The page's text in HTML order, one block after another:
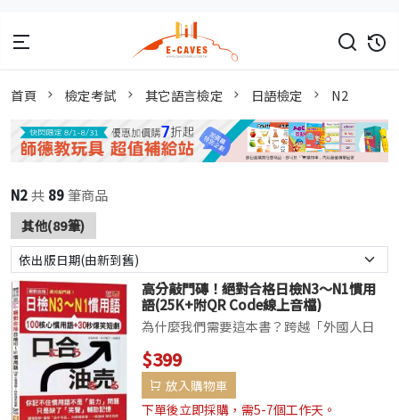
首頁 檢定考試 其它語言檢定 日語檢定 N2
N2共 89筆商品
其他(89筆)
高分敲門磚！絕對合格日檢N3～N1慣用
語(25K+附QR Code線上音檔)
為什麼我們需要這本書？跨越「外國人日
語」的最後一道邊界不管是聽力、閱讀，還
是語彙文法，題目裡處處藏著像「腹を割
る」（說真心話）、「骨が折れる」（超費
力）這種看似熟悉、卻猜不透的片語。這些
$399
放入購物車
下單後立即採購，需5-7個工作天。